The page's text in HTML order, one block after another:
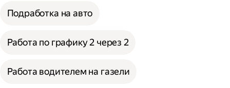
Подработка на авто
Работа по графику 2 через 2
Работа водителем на газели